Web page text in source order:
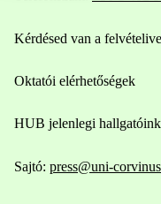
Kérdésed van a
Oktatói elérhetőségek
HUB jelenlegi
Sajtó: press@uni-